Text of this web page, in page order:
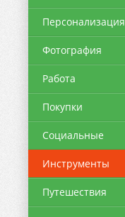
Персонализация
Фотография
Работа
Покупки
Социальные
Инструменты
Путешествия